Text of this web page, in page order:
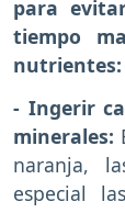
para
tiempo
nutrientes:
- Ingerir
minerales:
naranja,
especial